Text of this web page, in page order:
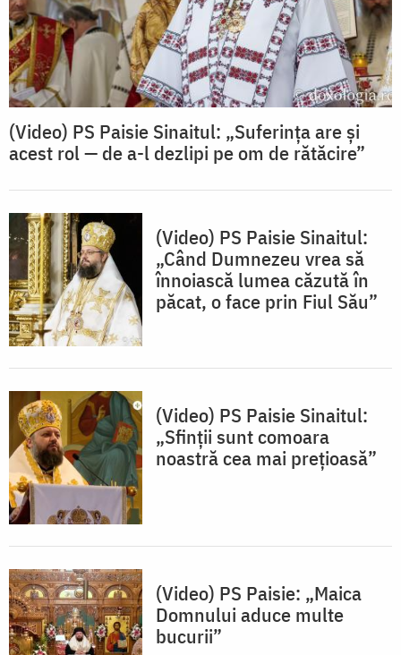
(Video) PS Paisie Sinaitul: „Suferința are și
acest rol — de a-l dezlipi pe om de rătăcire”
(Video) PS Paisie Sinaitul:
„Când Dumnezeu vrea să
înnoiască lumea căzută în
păcat, o face prin Fiul Său”
(Video) PS Paisie Sinaitul:
„Sfinții sunt comoara
noastră cea mai prețioasă”
(Video) PS Paisie: „Maica
Domnului aduce multe
bucurii”